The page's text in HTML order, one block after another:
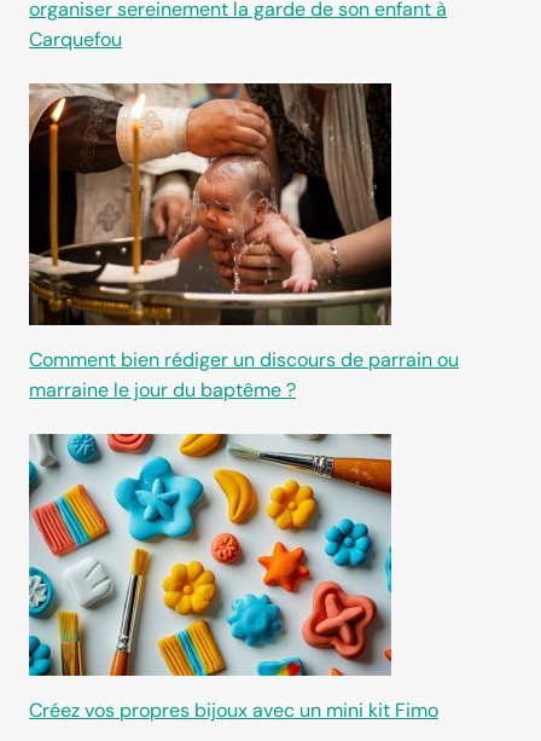
organiser sereinement la garde de son enfant à
Carquefou
Comment bien rédiger un discours de parrain ou
marraine le jour du baptême ?
Créez vos propres bijoux avec un mini kit Fimo